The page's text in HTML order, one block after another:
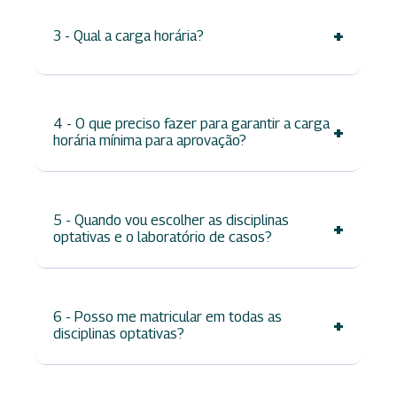
3 - Qual a carga horária? +
4 - O que preciso fazer para garantir a carga
horária mínima para aprovação?
+
5 - Quando vou escolher as disciplinas
optativas e o laboratório de casos?
+
6 - Posso me matricular em todas as
disciplinas optativas?
+